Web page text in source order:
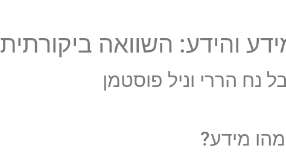
והידע: השוואה ביקורתית
נח הררי וניל פוסטמן
מידע?